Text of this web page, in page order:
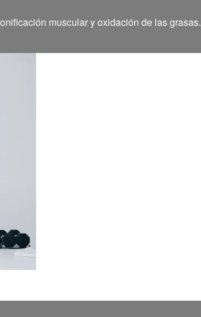
muscular y oxidación de las grasas.